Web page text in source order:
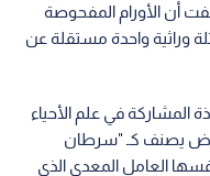
أن الأورام المفحوصة
وراثية واحدة مستقلة عن
المشاركة في علم الأحياء
يصنف كـ "سرطان
العامل المعدي الذي